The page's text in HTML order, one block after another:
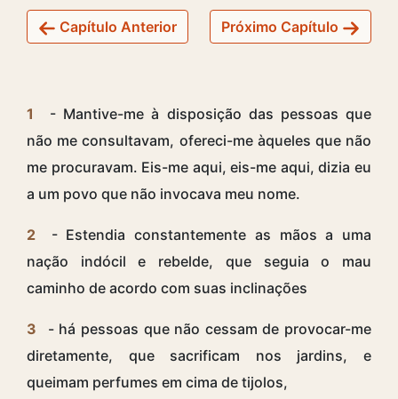
Capítulo Anterior Próximo Capítulo
1
- Mantive-me à disposição das pessoas que
não me consultavam, ofereci-me àqueles que não
me procuravam. Eis-me aqui, eis-me aqui, dizia eu
a um povo que não invocava meu nome.
2
- Estendia constantemente as mãos a uma
nação indócil e rebelde, que seguia o mau
caminho de acordo com suas inclinações
3
- há pessoas que não cessam de provocar-me
diretamente, que sacrificam nos jardins, e
queimam perfumes em cima de tijolos,